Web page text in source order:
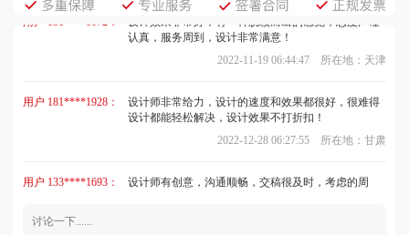
用户 131****0072：
设计效果非常好，有一种脱颖而出的感觉，态度严谨
认真，服务周到，设计非常满意！
2022-11-19 06:44:47 所在地：天津
设计都能轻松解决，设计效果不打折扣！
2022-12-28 06:27:55 所在地：甘肃
到，注重细节，客服的服务态度很好，回访及时。